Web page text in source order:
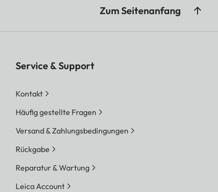
Zum Seitenanfang
Service & Support
Kontakt
Häufig gestellte Fragen
Versand & Zahlungsbedingungen
Rückgabe
Reparatur & Wartung
Leica Account